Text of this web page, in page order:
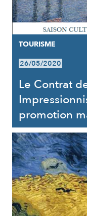
TOURISME
26/05/2020
Le Contrat
promotion